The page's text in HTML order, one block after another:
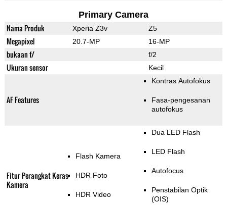
Primary Camera
Nama Produk Xperia Z3v Z5
Megapixel 20.7-MP 16-MP
bukaan f/ f/2
Ukuran sensor Kecil
AF Features
Kontras Autofokus
Fasa-pengesanan
autofokus
Fitur Perangkat Keras
Kamera
Flash Kamera
HDR Foto
HDR Video
Dua LED Flash
LED Flash
Autofocus
Penstabilan Optik
(OIS)